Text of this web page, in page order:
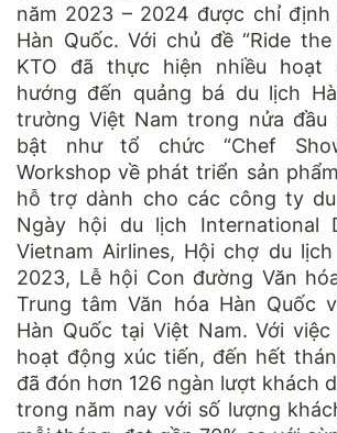
năm 2023 – 2024 được chỉ định
Hàn Quốc. Với chủ đề “Ride the
KTO đã thực hiện nhiều hoạt
hướng đến quảng bá du lịch
trường Việt Nam trong nửa đầu
bật như tổ chức “Chef
Workshop về phát triển sản
hỗ trợ dành cho các công ty
Ngày hội du lịch International
Vietnam Airlines, Hội chợ du
2023, Lễ hội Con đường Văn
Trung tâm Văn hóa Hàn Quốc
Hàn Quốc tại Việt Nam. Với
hoạt động xúc tiến, đến hết
đã đón hơn 126 ngàn lượt khách
trong năm nay với số lượng